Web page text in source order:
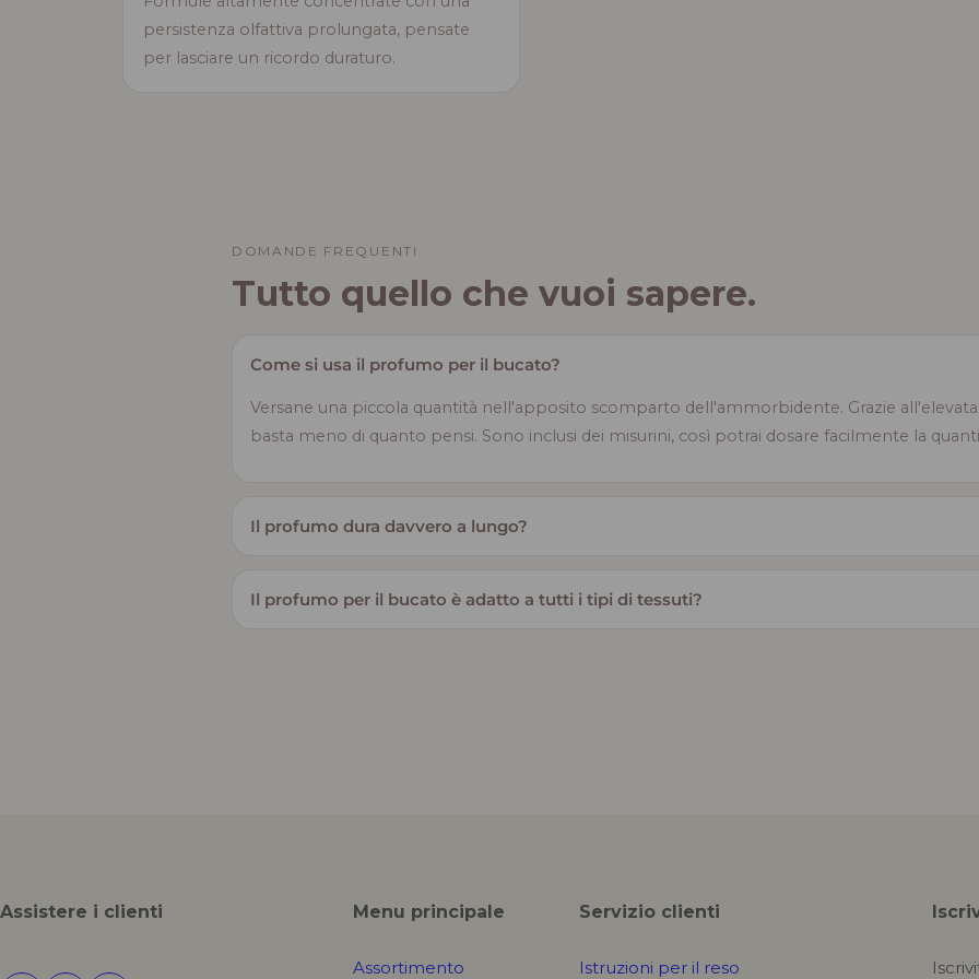
persistenza olfattiva prolungata, pensate
per lasciare un ricordo duraturo.
DOMANDE FREQUENTI
Tutto quello che vuoi sapere.
Come si usa il profumo per il bucato?
Versane una piccola quantità nell'apposito scomparto dell'ammorbidente. Grazie
basta meno di quanto pensi. Sono inclusi dei misurini, così potrai dosare facilmente la
Il profumo dura davvero a lungo?
Il profumo per il bucato è adatto a tutti i tipi di tessuti?
Assistere i clienti Menu principale
Assortimento
Servizio clienti
Istruzioni per il reso